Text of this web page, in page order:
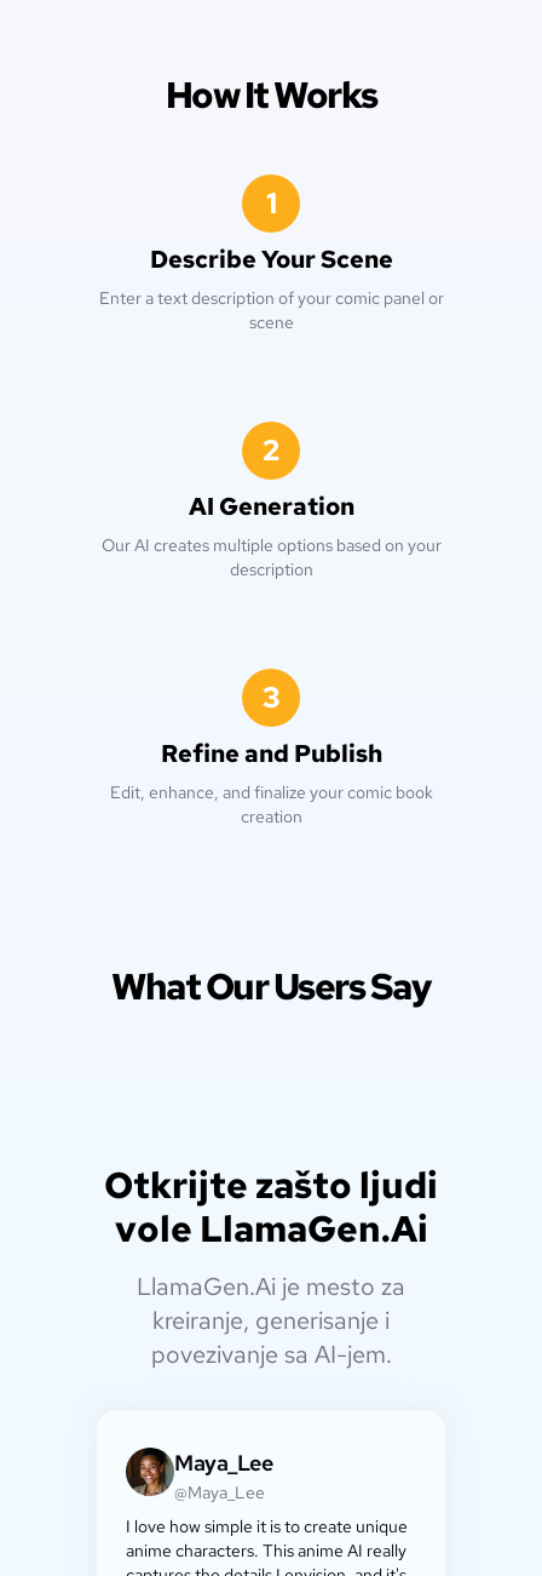
How It Works
1
Describe Your Scene
Enter a text description of your comic panel or
scene
2
AI Generation
Our AI creates multiple options based on your
description
3
Refine and Publish
Edit, enhance, and finalize your comic book
creation
What Our Users Say
Otkrijte zašto ljudi
vole LlamaGen.Ai
LlamaGen.Ai je mesto za
kreiranje, generisanje i
povezivanje sa AI-jem.
Maya_Lee
@Maya_Lee
I love how simple it is to create unique
anime characters. This anime AI really